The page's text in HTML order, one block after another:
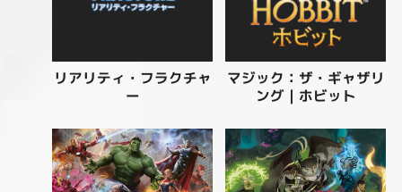
リアリティ・フラクチャ
ー
マジック：ザ・ギャザリ
ング | ホビット